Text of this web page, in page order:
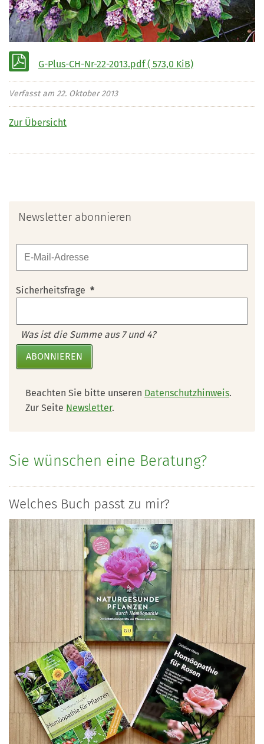
G-Plus-CH-Nr-22-2013.pdf( 573,0 KiB)
Verfasst am 22. Oktober 2013
Zur Übersicht
Newsletter abonnieren
Sicherheitsfrage *
Was ist die Summe aus 7 und 4?
ABONNIEREN
Beachten Sie bitte unseren Datenschutzhinweis.
Zur Seite Newsletter.
Sie wünschen eine Beratung?
Welches Buch passt zu mir?